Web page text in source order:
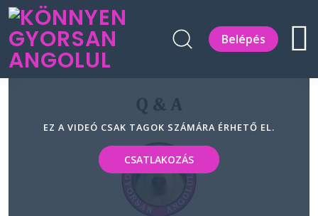
Belépés
EZ A VIDEÓ CSAK TAGOK SZÁMÁRA ÉRHETŐ EL.
CSATLAKOZÁS